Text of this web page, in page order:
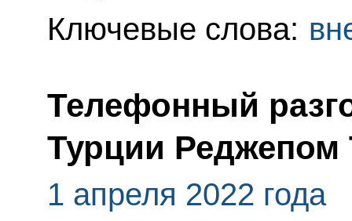
Ключевые слова:
Телефонный
Турции
1 апреля 2022 года